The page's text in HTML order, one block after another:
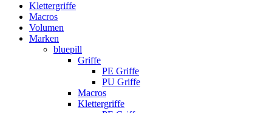
Klettergriffe
Macros
Volumen
Marken
bluepill
Griffe
PE Griffe
PU Griffe
Macros
Klettergriffe